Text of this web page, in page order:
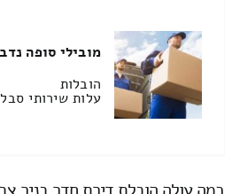
מובילי סופה
הובלות
עלות שירותי